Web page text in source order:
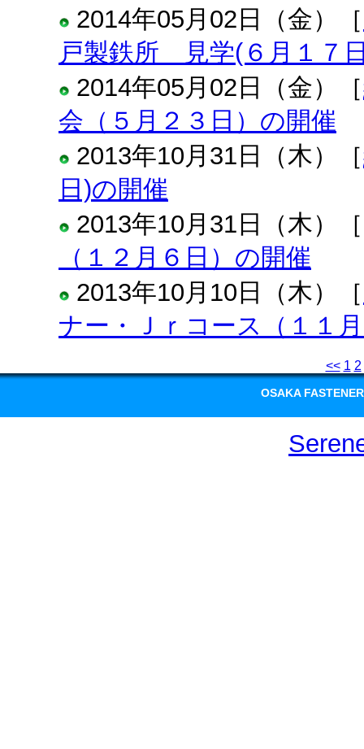
2014年05月02日（金）［
戸製鉄所 見学(６月１７
2014年05月02日（金）［
会（５月２３日）の開催
2013年10月31日（木）［
日)の開催
2013年10月31日（木）
（１２月６日）の開催
2013年10月10日（木）［
ナー・Ｊｒコース（１１
<< 1 2
OSAKA